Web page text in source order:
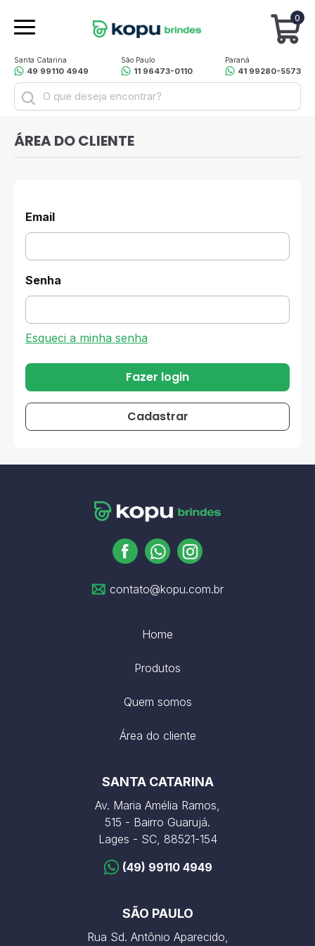
0
Santa Catarina
49 99110 4949
São Paulo
11 96473-0110
Paraná
41 99280-5573
ÁREA DO CLIENTE
Email
Senha
Esqueci a minha senha
Fazer login
Cadastrar
contato@kopu.com.br
Home
Produtos
Quem somos
Área do cliente
SANTA CATARINA
Av. Maria Amélia Ramos,
515 - Bairro Guarujá.
Lages - SC, 88521-154
(49) 99110 4949
SÃO PAULO
Rua Sd. Antônio Aparecido,